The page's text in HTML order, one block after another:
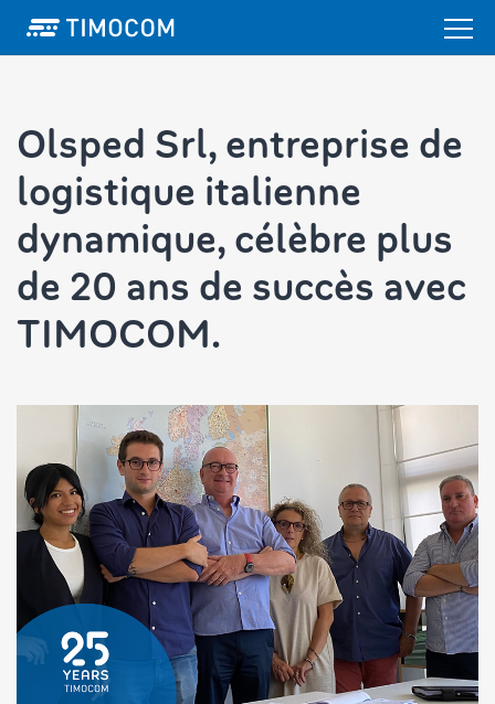
Olsped Srl, entreprise de
logistique italienne
dynamique, célèbre plus
de 20 ans de succès avec
TIMOCOM.